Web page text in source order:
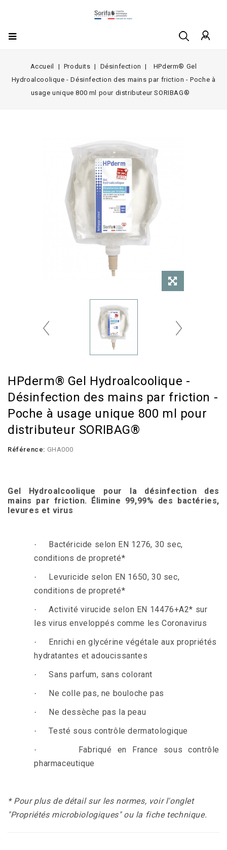
Accueil Produits Désinfection
HPderm® Gel
Hydroalcoolique - Désinfection des mains par friction - Poche à
usage unique 800 ml pour distributeur SORIBAG®
HPderm® Gel Hydroalcoolique -
Désinfection des mains par friction -
Poche à usage unique 800 ml pour
distributeur SORIBAG®
Référence: GHA000
Gel Hydroalcoolique pour la désinfection des
mains par friction. Élimine 99,99% des bactéries,
levures et virus
·
Bactéricide selon EN 1276, 30 sec,
conditions de propreté*
·
Levuricide selon EN 1650, 30 sec,
conditions de propreté*
· Activité virucide selon EN 14476+A2* sur
les virus enveloppés comme les Coronavirus
·
Enrichi en glycérine végétale aux propriétés
hydratantes et adoucissantes
· Sans parfum, sans colorant
· Ne colle pas, ne bouloche pas
· Ne dessèche pas la peau
· Testé sous contrôle dermatologique
·
Fabriqué en France sous contrôle
pharmaceutique
* Pour plus de détail sur les normes, voirl'onglet
"Propriétés microbiologiques" ou la fiche technique.